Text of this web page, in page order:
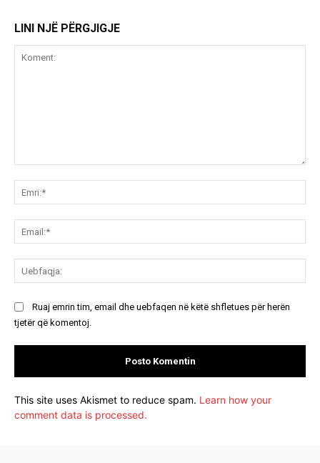
LINI NJË PËRGJIGJE
Ruaj emrin tim, email dhe uebfaqen në këtë shfletues për herën
tjetër që komentoj.
This site uses Akismet to reduce spam. Learn how your
comment data is processed.